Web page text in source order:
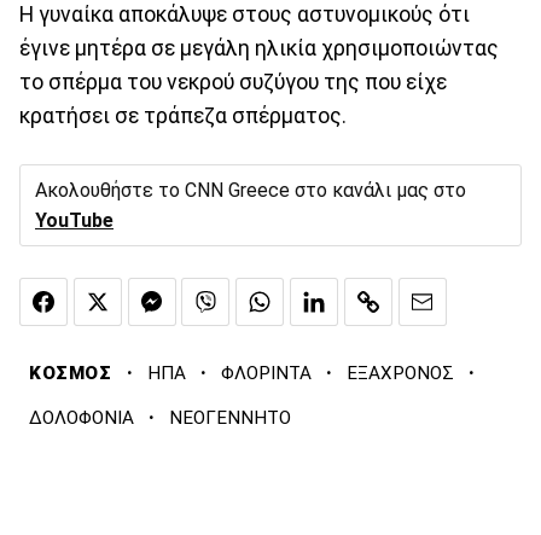
Η γυναίκα αποκάλυψε στους αστυνομικούς ότι
έγινε μητέρα σε μεγάλη ηλικία χρησιμοποιώντας
το σπέρμα του νεκρού συζύγου της που είχε
κρατήσει σε τράπεζα σπέρματος.
Ακολουθήστε το CNN Greece στο κανάλι μας στο
YouTube
ΚΟΣΜΟΣ · ΗΠΑ · ΦΛΟΡΙΝΤΑ · ΕΞΑΧΡΟΝΟΣ ·
ΔΟΛΟΦΟΝΙΑ · ΝΕΟΓΕΝΝΗΤΟ